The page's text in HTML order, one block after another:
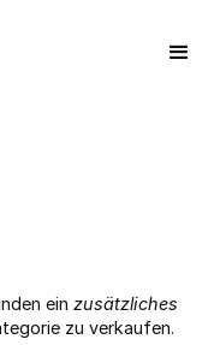
ein zusätzliches
zu verkaufen.